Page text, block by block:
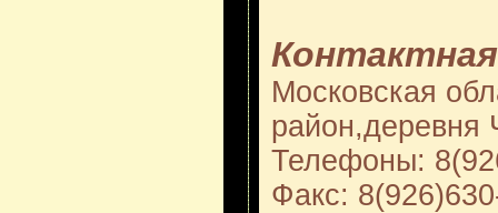
Московская
район,деревня
Телефоны:
Факс: